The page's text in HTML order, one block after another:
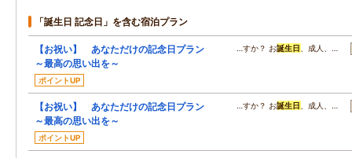
「誕生日 記念日」を含む宿泊プラン
【お祝い】 あなただけの記念日プラン
～最高の思い出を～
ポイントUP
…すか？ お誕生日 、成人、…
【お祝い】 あなただけの記念日プラン
～最高の思い出を～
ポイントUP
…すか？ お誕生日 、成人、…